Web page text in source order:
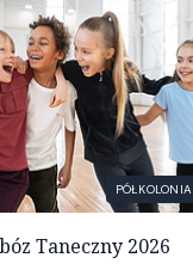
PÓŁKOLONIA
Taneczny 2026